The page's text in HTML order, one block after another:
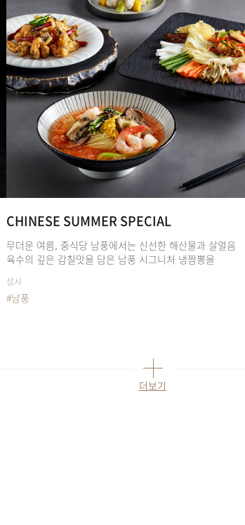
CHINESE SUMMER SPECIAL
무더운 여름, 중식당 남풍에서는 신선한 해산물과 살얼음
육수의 깊은 감칠맛을 담은 남풍 시그니처 냉짬뽕을
상시
#남풍
더보기